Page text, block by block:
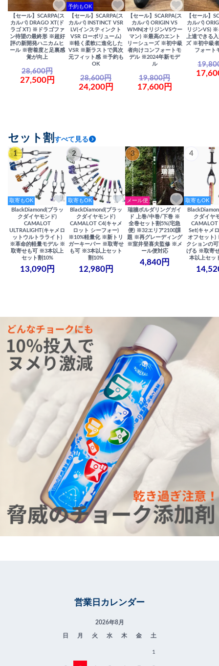
【セール】SCARPA(ス
カルパ) DRAGO XT(ド
ラゴ XT) ※ドラゴファ
ン待望の最終形 ※超好
評の新開発ハニカムヒ
ール ※密着度と足裏感
覚が向上
28,600円
27,500円
予約もOK
【セール】SCARPA(ス
カルパ) INSTINCT VSR
LV(インスティンクト
VSR ローボリューム)
※軽く柔軟に進化した
VSR ※新ラストで異次
元フィット感 ※予約も
OK
28,600円
24,200円
【セール】SCARPA(ス
カルパ) ORIGIN VS
WMN(オリジンVSウー
マン) ※最高のエント
リーシューズ ※初中級
者向けコンフォートモ
デル ※2024年新モデ
ル
19,800円
17,600円
【セール】
カルパ)
リジンVS) ※
上達できる
ズ ※初中級
フォート
セット割 すべて見る
1
取寄もOK
BlackDiamond(ブラッ
クダイヤモンド)
CAMALOT
ULTRALIGHT(キャメロ
ットウルトラライト)
※革命的軽量モデル ※
取寄せも可 ※3本以上
セット割10%
13,090円
2
取寄もOK
BlackDiamond(ブラッ
クダイヤモンド)
CAMALOT C4(キャメ
ロット シーフォー)
※10%軽量化 ※新トリ
ガーキーパー ※取寄せ
も可 ※3本以上セット
割10%
12,980円
3
メール便
瑞牆ボルダリングガイ
ド 上巻/中巻/下巻 ※
全巻セット割5%(宅急
便) ※32エリア2100課
題 ※再グレーディング
※室井登喜夫監修 ※メ
ール便対応
4,840円
4
取寄もOK
クダイヤ
Set(キャメ
オフセット)
クションの
げる ※取寄
本以上セッ
営業日カレンダー
2026年8月
日 月 火 水 木 金 土
1